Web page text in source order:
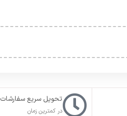
تحویل سریع سفارشات
در کمترین زمان